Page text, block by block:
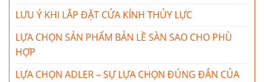
LƯU Ý KHI LẮP ĐẶT CỬA KÍNH THỦY LỰC
LỰA CHỌN SẢN PHẨM BẢN LỀ SÀN SAO CHO PHÙ
HỢP
LỰA CHỌN ADLER – SỰ LỰA CHỌN ĐÚNG ĐẮN CỦA